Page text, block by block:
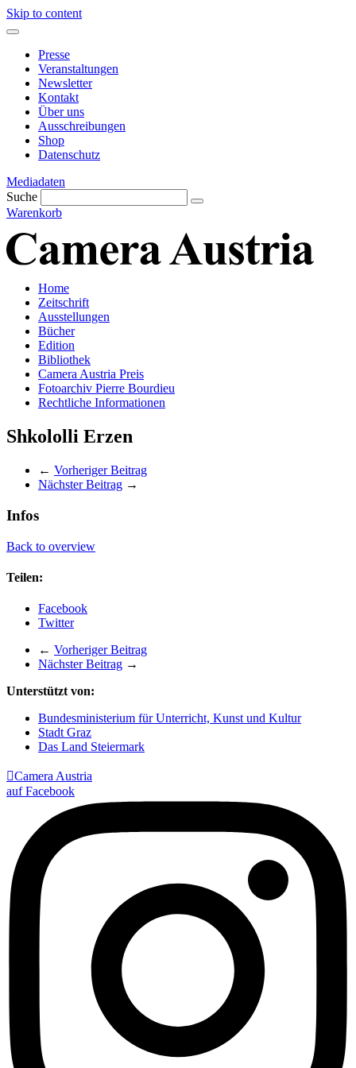
Skip to content
Presse
Veranstaltungen
Newsletter
Kontakt
Über uns
Ausschreibungen
Shop
Datenschutz
Mediadaten
Suche
Warenkorb
Home
Zeitschrift
Ausstellungen
Bücher
Edition
Bibliothek
Camera Austria Preis
Fotoarchiv Pierre Bourdieu
Rechtliche Informationen
Shkololli Erzen
← Vorheriger Beitrag
Nächster Beitrag →
Infos
Back to overview
Teilen:
Facebook
Twitter
← Vorheriger Beitrag
Nächster Beitrag →
Unterstützt von:
Bundesministerium für Unterricht, Kunst und Kultur
Stadt Graz
Das Land Steiermark
Camera Austria
auf Facebook